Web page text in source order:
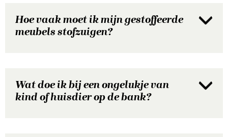
Hoe vaak moet ik mijn gestoffeerde
meubels stofzuigen?
Wat doe ik bij een ongelukje van
kind of huisdier op de bank?